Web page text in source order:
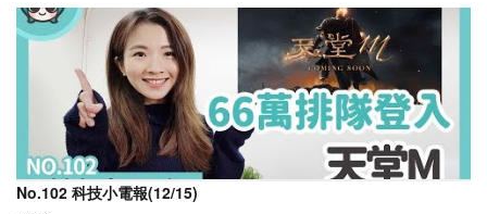
No.102 科技小電報(12/15)